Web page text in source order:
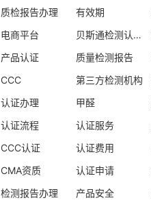
质检报告办理
有效期
电商平台
贝斯通检测认证中心
产品认证
质量检测报告
CCC
第三方检测机构
认证办理
甲醛
认证流程
认证服务
CCC认证
认证费用
CMA资质
认证申请
检测报告办理
产品安全